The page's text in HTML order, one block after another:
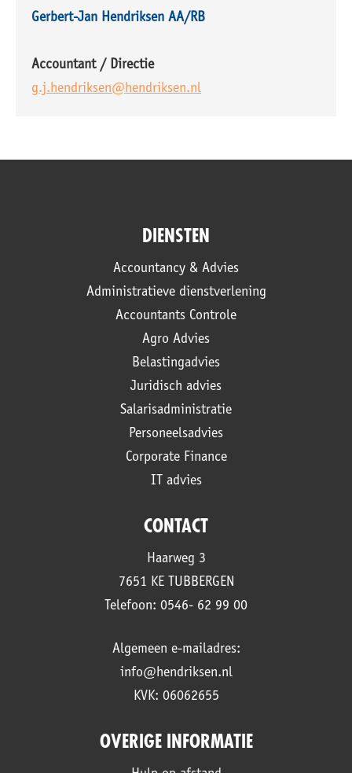
Gerbert-Jan Hendriksen AA/RB
Accountant / Directie
g.j.hendriksen@hendriksen.nl
DIENSTEN
Accountancy & Advies
Administratieve dienstverlening
Accountants Controle
Agro Advies
Belastingadvies
Juridisch advies
Salarisadministratie
Personeelsadvies
Corporate Finance
IT advies
CONTACT
Haarweg 3
7651 KE TUBBERGEN
Telefoon: 0546- 62 99 00
Algemeen e-mailadres:
info@hendriksen.nl
KVK: 06062655
OVERIGE INFORMATIE